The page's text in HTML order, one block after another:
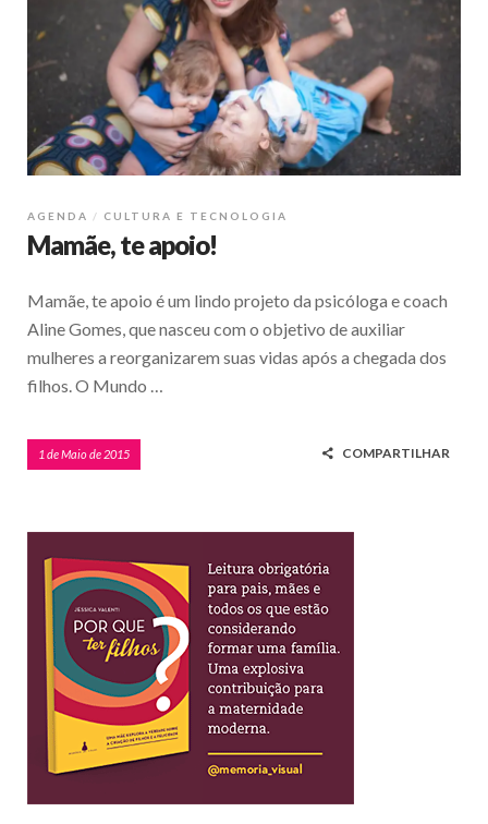
AGENDA CULTURA E TECNOLOGIA
Mamãe, te apoio!
Mamãe, te apoio é um lindo projeto da psicóloga e coach
Aline Gomes, que nasceu com o objetivo de auxiliar
mulheres a reorganizarem suas vidas após a chegada dos
filhos. O Mundo …
1 de Maio de 2015 COMPARTILHAR